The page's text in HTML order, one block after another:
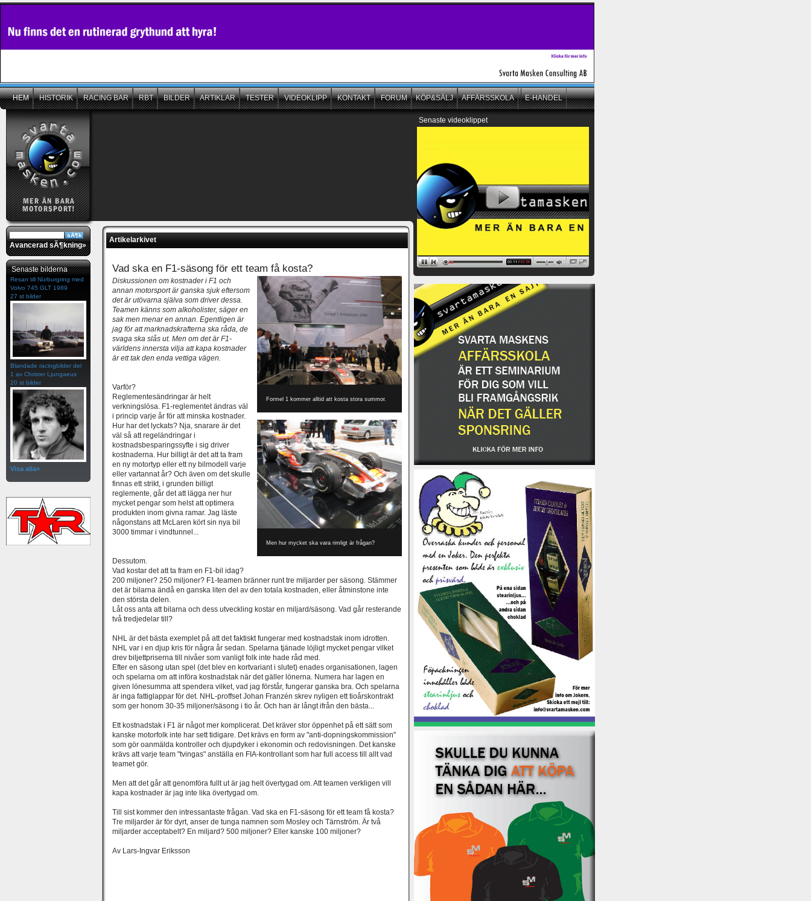
HEM HISTORIK RACING BAR RBT BILDER ARTIKLAR TESTER VIDEOKLIPP KONTAKT FORUM KÖP&SÄLJ AFFÄRSSKOLA E-HANDEL
Avancerad sÃ¶kning»
Senaste bilderna
Resan till Nürburgring med
Volvo 745 GLT 1989
27 st bilder
Blandade racingbilder del
1 av Christer Ljungaeus
20 st bilder
Visa alla»
Artikelarkivet
Vad ska en F1-säsong för ett team få kosta?
Formel 1 kommer alltid att kosta stora summor.
Men hur mycket ska vara rimligt är frågan?
Diskussionen om kostnader i F1 och
annan motorsport är ganska sjuk eftersom
det är utövarna själva som driver dessa.
Teamen känns som alkoholister, säger en
sak men menar en annan. Egentligen är
jag för att marknadskrafterna ska råda, de
svaga ska slås ut. Men om det är F1-
världens innersta vilja att kapa kostnader
är ett tak den enda vettiga vägen.
Varför?
Reglementesändringar är helt
verkningslösa. F1-reglementet ändras väl
i princip varje år för att minska kostnader.
Hur har det lyckats? Nja, snarare är det
väl så att regeländringar i
kostnadsbesparingssyfte i sig driver
kostnaderna. Hur billigt är det att ta fram
en ny motortyp eller ett ny bilmodell varje
eller vartannat år? Och även om det skulle
finnas ett strikt, i grunden billigt
reglemente, går det att lägga ner hur
mycket pengar som helst att optimera
produkten inom givna ramar. Jag läste
någonstans att McLaren kört sin nya bil
3000 timmar i vindtunnel...
Dessutom.
Vad kostar det att ta fram en F1-bil idag?
200 miljoner? 250 miljoner? F1-teamen bränner runt tre miljarder per säsong. Stämmer
det är bilarna ändå en ganska liten del av den totala kostnaden, eller åtminstone inte
den största delen.
Låt oss anta att bilarna och dess utveckling kostar en miljard/säsong. Vad går resterande
två tredjedelar till?
NHL är det bästa exemplet på att det faktiskt fungerar med kostnadstak inom idrotten.
NHL var i en djup kris för några år sedan. Spelarna tjänade löjligt mycket pengar vilket
drev biljettpriserna till nivåer som vanligt folk inte hade råd med.
Efter en säsong utan spel (det blev en kortvariant i slutet) enades organisationen, lagen
och spelarna om att införa kostnadstak när det gäller lönerna. Numera har lagen en
given lönesumma att spendera vilket, vad jag förstår, fungerar ganska bra. Och spelarna
är inga fattiglappar för det. NHL-proffset Johan Franzén skrev nyligen ett tioårskontrakt
som ger honom 30-35 miljoner/säsong i tio år. Och han är långt ifrån den bästa...
Ett kostnadstak i F1 är något mer komplicerat. Det kräver stor öppenhet på ett sätt som
kanske motorfolk inte har sett tidigare. Det krävs en form av "anti-dopningskommission"
som gör oanmälda kontroller och djupdyker i ekonomin och redovisningen. Det kanske
krävs att varje team "tvingas" anställa en FIA-kontrollant som har full access till allt vad
teamet gör.
Men att det går att genomföra fullt ut är jag helt övertygad om. Att teamen verkligen vill
kapa kostnader är jag inte lika övertygad om.
Till sist kommer den intressantaste frågan. Vad ska en F1-säsong för ett team få kosta?
Tre miljarder är för dyrt, anser de tunga namnen som Mosley och Tärnström. Är två
miljarder acceptabelt? En miljard? 500 miljoner? Eller kanske 100 miljoner?
Av Lars-Ingvar Eriksson
Senaste videoklippet